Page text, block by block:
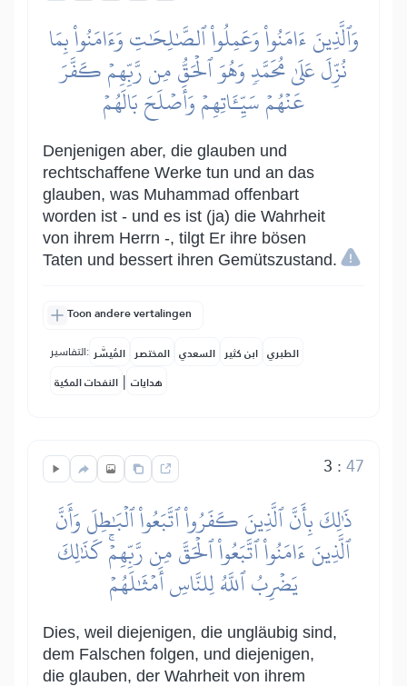
وَٱلَّذِينَ ءَامَنُواْ وَعَمِلُواْ ٱلصَّٰلِحَٰتِ وَءَامَنُواْ بِمَا
نُزِّلَ عَلَىٰ مُحَمَّدٖ وَهُوَ ٱلۡحَقُّ مِن رَّبِّهِمۡ كَفَّرَ
عَنۡهُمۡ سَيِّـَٔاتِهِمۡ وَأَصۡلَحَ بَالَهُمۡ
Denjenigen aber, die glauben und
rechtschaffene Werke tun und an das
glauben, was Muhammad offenbart
worden ist - und es ist (ja) die Wahrheit
von ihrem Herrn -, tilgt Er ihre bösen
Taten und bessert ihren Gemütszustand.
Toon andere vertalingen
التفاسير: المُيسَّر المختصر السعدي ابن كثير الطبري
النفحات المكية | هدايات
3 :47
ذَٰلِكَ بِأَنَّ ٱلَّذِينَ كَفَرُواْ ٱتَّبَعُواْ ٱلۡبَٰطِلَ وَأَنَّ
ٱلَّذِينَ ءَامَنُواْ ٱتَّبَعُواْ ٱلۡحَقَّ مِن رَّبِّهِمۡۚ كَذَٰلِكَ
يَضۡرِبُ ٱللَّهُ لِلنَّاسِ أَمۡثَٰلَهُمۡ
Dies, weil diejenigen, die ungläubig sind,
dem Falschen folgen, und diejenigen,
die glauben, der Wahrheit von ihrem